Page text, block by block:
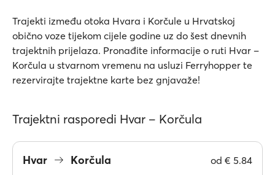
Trajekti između otoka Hvara i Korčule u Hrvatskoj
obično voze tijekom cijele godine uz do šest dnevnih
trajektnih prijelaza. Pronađite informacije o ruti Hvar –
Korčula u stvarnom vremenu na usluzi Ferryhopper te
rezervirajte trajektne karte bez gnjavaže!
Trajektni rasporedi Hvar – Korčula
Hvar Korčula od € 5.84